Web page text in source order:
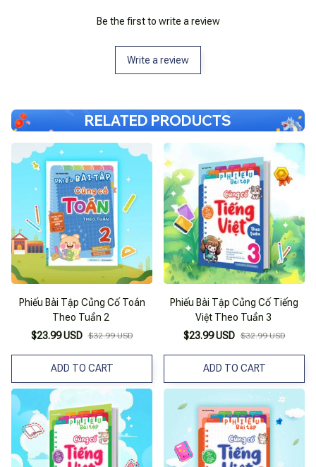
Be the first to write a review
Write a review
RELATED PRODUCTS
Phiếu Bài Tập Củng Cố Toán
Theo Tuần 2
$23.99 USD $32.99 USD
ADD TO CART
Phiếu Bài Tập Củng Cố Tiếng
Việt Theo Tuần 3
$23.99 USD $32.99 USD
ADD TO CART